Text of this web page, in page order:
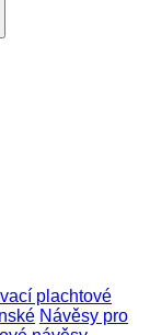
plachtové
Návěsy pro